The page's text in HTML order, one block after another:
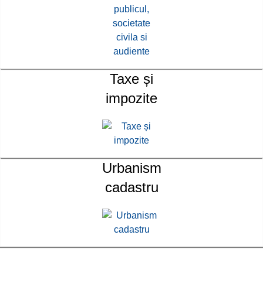
Taxe și
impozite
Urbanism
cadastru